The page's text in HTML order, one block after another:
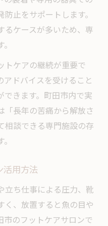
止をサポートします。
るケースが多いため、専
トケアの継続が重要で
ドバイスを受けること
できます。町田市内で実
「長年の苦痛から解放さ
相談できる専門施設の存
活用方法
立ち仕事による圧力、靴
く、放置すると魚の目や
市のフットケアサロンで